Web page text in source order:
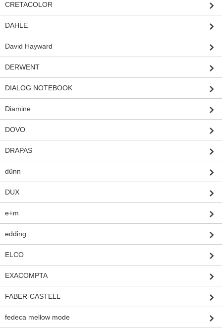
CRETACOLOR
DAHLE
David Hayward
DERWENT
DIALOG NOTEBOOK
Diamine
DOVO
DRAPAS
dünn
DUX
e+m
edding
ELCO
EXACOMPTA
FABER-CASTELL
fedeca mellow mode